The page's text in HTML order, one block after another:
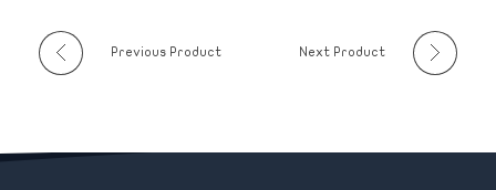
Previous Product Next Product